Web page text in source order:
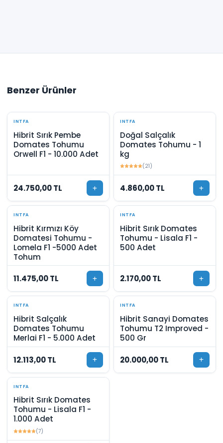
Benzer Ürünler
INTFA
Hibrit Sırık Pembe
Domates Tohumu
Orwell F1 - 10.000 Adet
24.750,00 TL
INTFA
Doğal Salçalık
Domates Tohumu - 1
kg
(21)
4.860,00 TL
INTFA
Hibrit Kırmızı Köy
Domatesi Tohumu -
Lomela F1 -5000 Adet
Tohum
11.475,00 TL
INTFA
Hibrit Sırık Domates
Tohumu - Lisala F1 -
500 Adet
2.170,00 TL
INTFA
Hibrit Salçalık
Domates Tohumu
Merlai F1 - 5.000 Adet
12.113,00 TL
INTFA
Hibrit Sanayi Domates
Tohumu T2 Improved -
500 Gr
20.000,00 TL
INTFA
Hibrit Sırık Domates
Tohumu - Lisala F1 -
1.000 Adet
(7)